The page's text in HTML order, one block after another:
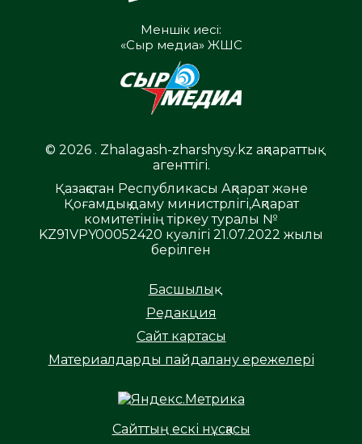
Меншік иесі:
«Сыр медиа» ЖШС
© 2026 . Zhalagash-zharshysy.kz ақпараттық
агенттігі.
Қазақстан Республикасы Ақпарат және
Қоғамдық даму министрлігі,Ақпарат
комитетінің тіркеу туралы №
KZ91VPY00052420 куәлігі 21.07.2022 жылы
берілген
Басшылық
Редакция
Сайт картасы
Материалдарды пайдалану ережелері
Сайттың ескі нұсқасы